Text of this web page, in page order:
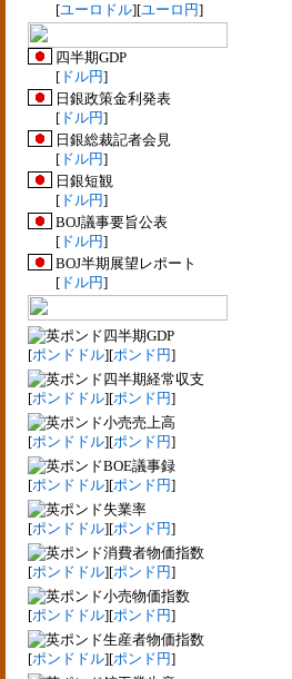
[ユーロドル][ユーロ円]
四半期GDP
[ ドル円]
日銀政策金利発表
[ ドル円]
日銀総裁記者会見
[ ドル円]
日銀短観
[ ドル円]
BOJ議事要旨公表
[ ドル円]
BOJ半期展望レポート
[ ドル円]
四半期GDP
[ポンドドル][ポンド円]
四半期経常収支
[ポンドドル][ポンド円]
小売売上高
[ポンドドル][ポンド円]
BOE議事録
[ポンドドル][ポンド円]
失業率
[ポンドドル][ポンド円]
消費者物価指数
[ポンドドル][ポンド円]
小売物価指数
[ポンドドル][ポンド円]
生産者物価指数
[ポンドドル][ポンド円]